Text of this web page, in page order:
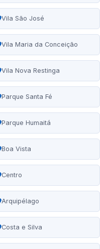
Vila São José
Vila Maria da Conceição
Vila Nova Restinga
Parque Santa Fé
Parque Humaitá
Boa Vista
Centro
Arquipélago
Costa e Silva